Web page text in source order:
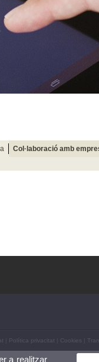
Col·laboració amb
Política privacitat Cookies
a realitzar